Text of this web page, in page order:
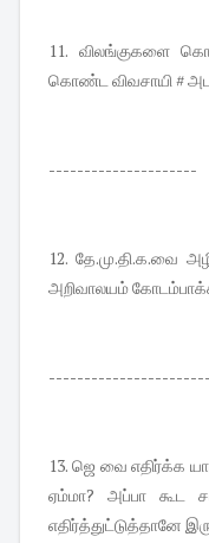
11. விலங்குகளை
கொண்ட விவசாயி #
---------------------
12. தே.மு.தி.க.வை
அறிவாலயம்
-----------------------
13. ஜெ வை எதிர்க்க
ஏம்மா? அப்பா கூட
எதிர்த்துட்டுத்தானே